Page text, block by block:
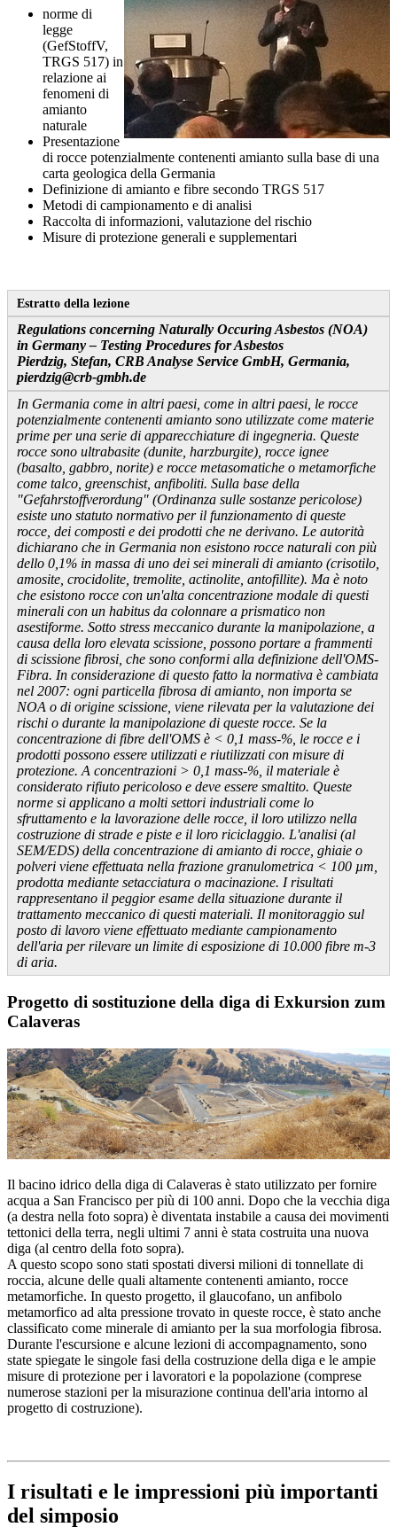
norme di
legge
(GefStoffV,
TRGS 517) in
relazione ai
fenomeni di
amianto
naturale
Presentazione
di rocce potenzialmente contenenti amianto sulla base di una
carta geologica della Germania
Definizione di amianto e fibre secondo TRGS 517
Metodi di campionamento e di analisi
Raccolta di informazioni, valutazione del rischio
Misure di protezione generali e supplementari
Estratto della lezione
Regulations concerning Naturally Occuring Asbestos (NOA)
in Germany – Testing Procedures for Asbestos
Pierdzig, Stefan, CRB Analyse Service GmbH, Germania,
pierdzig@crb-gmbh.de
In Germania come in altri paesi, come in altri paesi, le rocce
potenzialmente contenenti amianto sono utilizzate come materie
prime per una serie di apparecchiature di ingegneria. Queste
rocce sono ultrabasite (dunite, harzburgite), rocce ignee
(basalto, gabbro, norite) e rocce metasomatiche o metamorfiche
come talco, greenschist, anfiboliti. Sulla base della
"Gefahrstoffverordung" (Ordinanza sulle sostanze pericolose)
esiste uno statuto normativo per il funzionamento di queste
rocce, dei composti e dei prodotti che ne derivano. Le autorità
dichiarano che in Germania non esistono rocce naturali con più
dello 0,1% in massa di uno dei sei minerali di amianto (crisotilo,
amosite, crocidolite, tremolite, actinolite, antofillite). Ma è noto
che esistono rocce con un'alta concentrazione modale di questi
minerali con un habitus da colonnare a prismatico non
asestiforme. Sotto stress meccanico durante la manipolazione, a
causa della loro elevata scissione, possono portare a frammenti
di scissione fibrosi, che sono conformi alla definizione dell'OMS-
Fibra. In considerazione di questo fatto la normativa è cambiata
nel 2007: ogni particella fibrosa di amianto, non importa se
NOA o di origine scissione, viene rilevata per la valutazione dei
rischi o durante la manipolazione di queste rocce. Se la
concentrazione di fibre dell'OMS è < 0,1 mass-%, le rocce e i
prodotti possono essere utilizzati e riutilizzati con misure di
protezione. A concentrazioni > 0,1 mass-%, il materiale è
considerato rifiuto pericoloso e deve essere smaltito. Queste
norme si applicano a molti settori industriali come lo
sfruttamento e la lavorazione delle rocce, il loro utilizzo nella
costruzione di strade e piste e il loro riciclaggio. L'analisi (al
SEM/EDS) della concentrazione di amianto di rocce, ghiaie o
polveri viene effettuata nella frazione granulometrica < 100 µm,
prodotta mediante setacciatura o macinazione. I risultati
rappresentano il peggior esame della situazione durante il
trattamento meccanico di questi materiali. Il monitoraggio sul
posto di lavoro viene effettuato mediante campionamento
dell'aria per rilevare un limite di esposizione di 10.000 fibre m-3
di aria.
Progetto di sostituzione della diga di Exkursion zum
Calaveras
Il bacino idrico della diga di Calaveras è stato utilizzato per fornire
acqua a San Francisco per più di 100 anni. Dopo che la vecchia diga
(a destra nella foto sopra) è diventata instabile a causa dei movimenti
tettonici della terra, negli ultimi 7 anni è stata costruita una nuova
diga (al centro della foto sopra).
A questo scopo sono stati spostati diversi milioni di tonnellate di
roccia, alcune delle quali altamente contenenti amianto, rocce
metamorfiche. In questo progetto, il glaucofano, un anfibolo
metamorfico ad alta pressione trovato in queste rocce, è stato anche
classificato come minerale di amianto per la sua morfologia fibrosa.
Durante l'escursione e alcune lezioni di accompagnamento, sono
state spiegate le singole fasi della costruzione della diga e le ampie
misure di protezione per i lavoratori e la popolazione (comprese
numerose stazioni per la misurazione continua dell'aria intorno al
progetto di costruzione).
I risultati e le impressioni più importanti
del simposio